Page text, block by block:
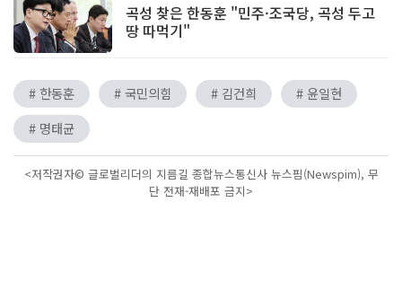
곡성 찾은 한동훈 "민주·조국당, 곡성 두고
땅 따먹기"
# 한동훈 # 국민의힘 # 김건희
# 윤일현
# 명태균
<저작권자© 글로벌리더의 지름길 종합뉴스통신사 뉴스핌(Newspim), 무
단 전재-재배포 금지>